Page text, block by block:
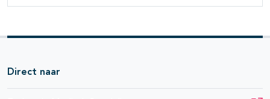
Direct naar